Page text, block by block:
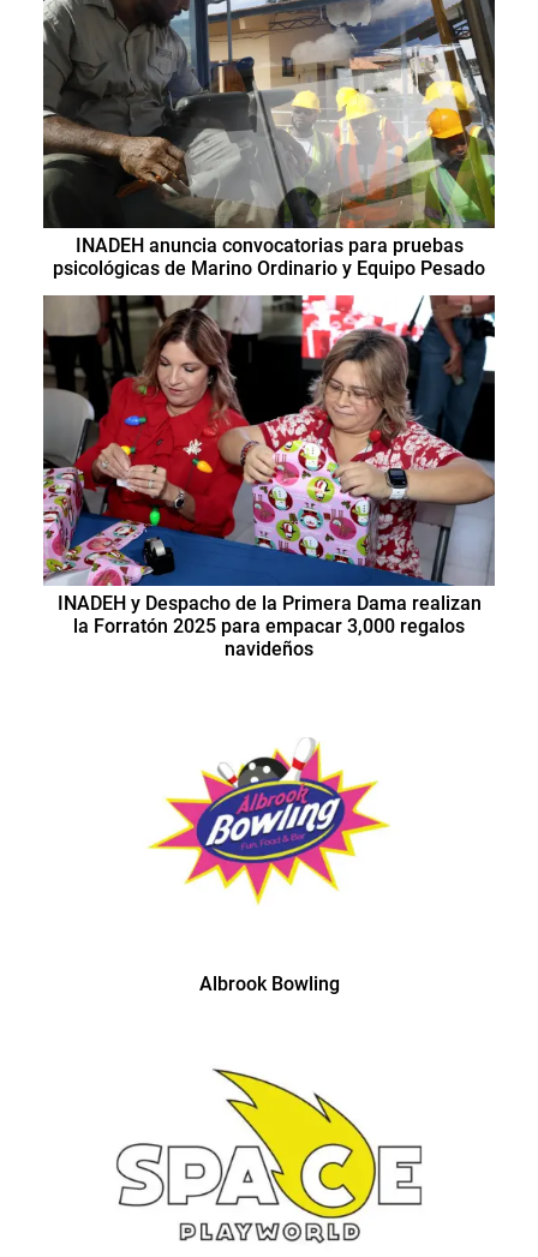
INADEH anuncia convocatorias para pruebas
psicológicas de Marino Ordinario y Equipo Pesado
INADEH y Despacho de la Primera Dama realizan
la Forratón 2025 para empacar 3,000 regalos
navideños
Albrook Bowling